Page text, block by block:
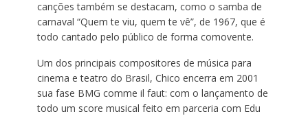
canções também se destacam, como o samba de
carnaval “Quem te viu, quem te vê”, de 1967, que é
todo cantado pelo público de forma comovente.
Um dos principais compositores de música para
cinema e teatro do Brasil, Chico encerra em 2001
sua fase BMG comme il faut: com o lançamento de
todo um score musical feito em parceria com Edu